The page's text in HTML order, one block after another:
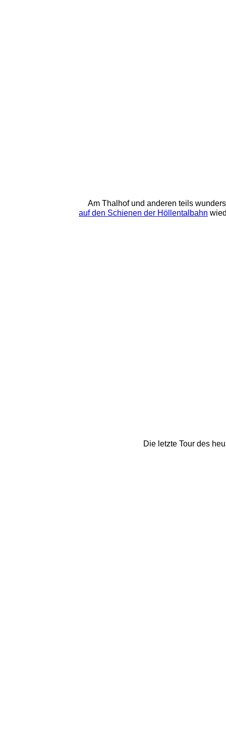
Die letzte Tour des
Am Thalhof und anderen teils
auf den Schienen der Höllentalbahn